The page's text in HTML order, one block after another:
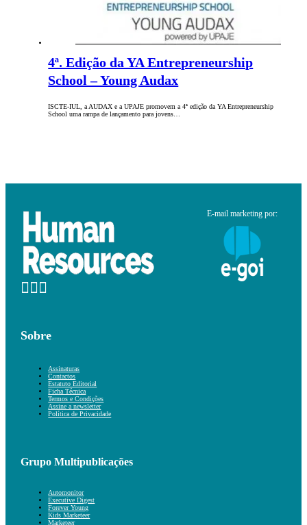
4ª. Edição da YA Entrepreneurship
School – Young Audax
ISCTE-IUL, a AUDAX e a UPAJE promovem a 4ª edição da YA Entrepreneurship
School uma rampa de lançamento para jovens…
E-mail marketing por:
Sobre
Assinaturas
Contactos
Estatuto Editorial
Ficha Técnica
Termos e Condições
Assine a newsletter
Política de Privacidade
Grupo Multipublicações
Automonitor
Executive Digest
Forever Young
Kids Marketeer
Marketeer